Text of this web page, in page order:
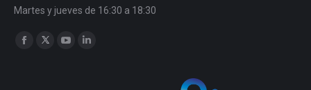
Martes y jueves de 16:30 a 18:30
Encuéntranos en:
Facebook